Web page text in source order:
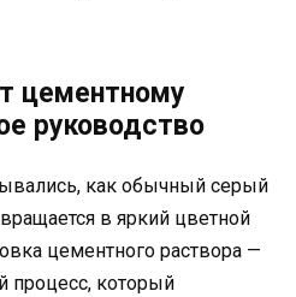
цементному
руководство
как обычный серый
в яркий цветной
цементного раствора —
процесс, который